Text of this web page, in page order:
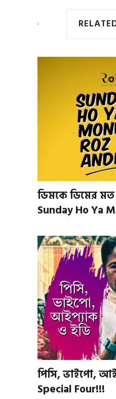
ডিমকে ডিমের
Sunday Ho Ya
পিসি, ভাইপো,
Special Four!!!